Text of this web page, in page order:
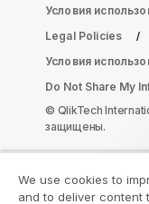
Условия
Legal Policies
Условия
Do Not Share My
© QlikTech
защищены.
We use cookies to
and to deliver content